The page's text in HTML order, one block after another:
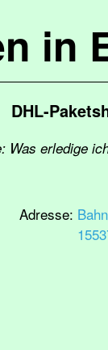
in
DHL-
Was erledige
Adresse: